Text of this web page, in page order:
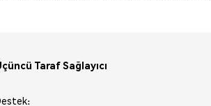
Taraf Sağlayıcı